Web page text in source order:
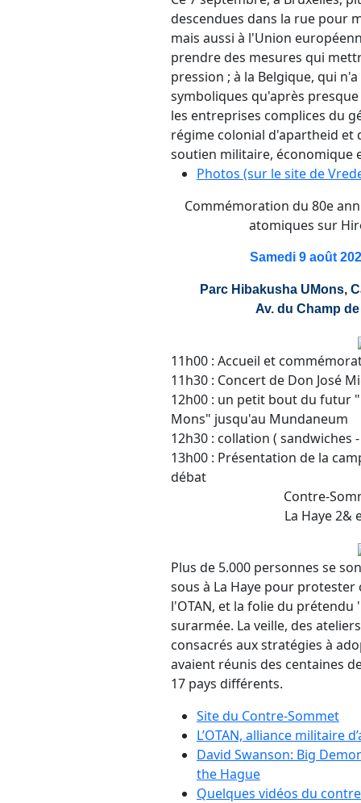
descendues dans la rue pour
mais aussi à l'Union
prendre des mesures qui
pression ; à la Belgique, qui
symboliques qu'après
les entreprises complices du
régime colonial d'apartheid et
soutien militaire, économique
Photos (sur le site de
Commémoration du 80e
atomiques sur
Samedi 9 août
Parc Hibakusha UMons,
Av. du Champ
11h00 : Accueil et
11h30 : Concert de Don José
12h00 : un petit bout du futur
Mons" jusqu'au Mundaneum
12h30 : collation ( sandwiches
13h00 : Présentation de la
débat
Contre-
La Haye 2&
Plus de 5.000 personnes se
sous à La Haye pour
l'OTAN, et la folie du
surarmée. La veille, des
consacrés aux stratégies à
avaient réunis des centaines
17 pays différents.
Site du Contre-Sommet
L’OTAN, alliance militaire
David Swanson: Big
the Hague
Quelques vidéos du